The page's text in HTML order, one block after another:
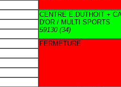
CENTRE E.DUTHOIT +
D'OR / MULTI SPORTS
59130 (34)
FERMETURE